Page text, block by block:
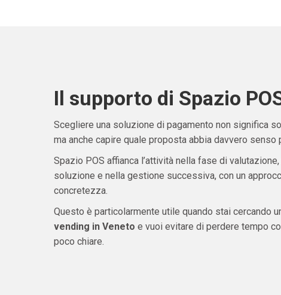
Il supporto di Spazio
Scegliere una soluzione di pagamento non significa
ma anche capire quale proposta abbia davvero senso
Spazio POS affianca l’attività nella fase di
soluzione e nella gestione successiva, con un
concretezza.
Questo è particolarmente utile quando stai cercando
vending in Veneto e vuoi evitare di perdere tempo
poco chiare.